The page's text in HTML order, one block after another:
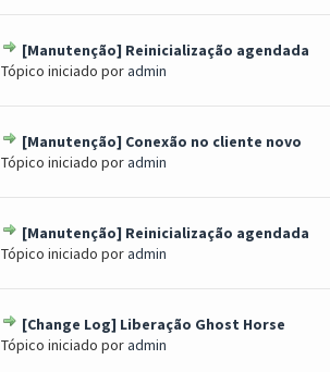
[Manutenção] Reinicialização agendada
Tópico iniciado poradmin
[Manutenção] Conexão no cliente novo
Tópico iniciado poradmin
[Manutenção] Reinicialização agendada
Tópico iniciado poradmin
[Change Log] Liberação Ghost Horse
Tópico iniciado poradmin